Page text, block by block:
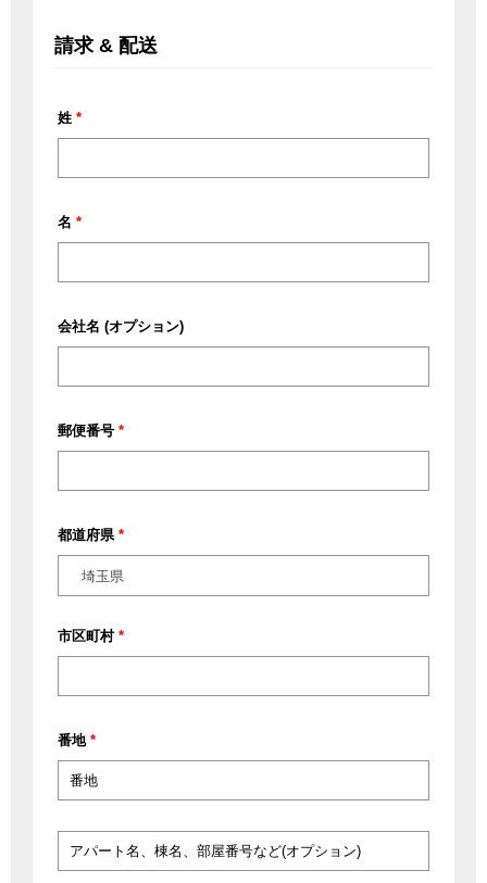
請求 & 配送
姓 *
名 *
会社名 (オプション)
郵便番号 *
都道府県 *
埼玉県
市区町村 *
番地 *
パ